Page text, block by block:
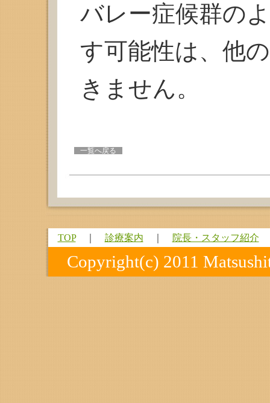
バレー症候群の
す可能性は、他
きません。
一覧へ戻る
TOP｜ 診療案内 院長・スタッフ紹介
Copyright(c) 2011